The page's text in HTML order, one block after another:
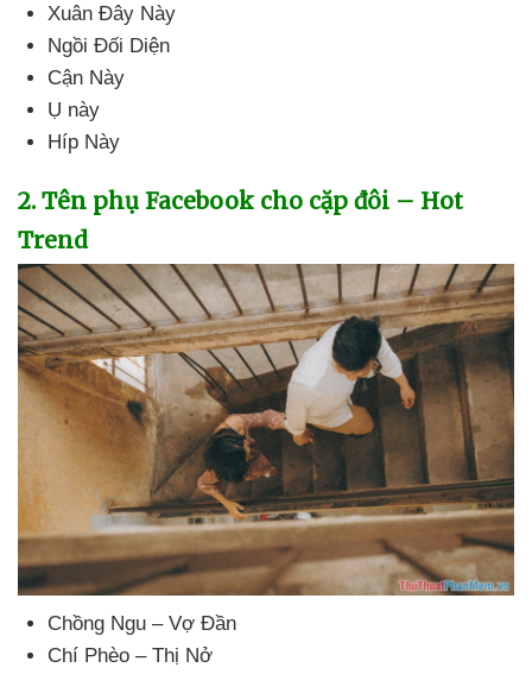
Xuân Đây Này
Ngồi Đối Diện
Cận Này
Ụ này
Híp Này
2. Tên phụ Facebook cho cặp đôi – Hot
Trend
Chồng Ngu – Vợ Đần
Chí Phèo – Thị Nở